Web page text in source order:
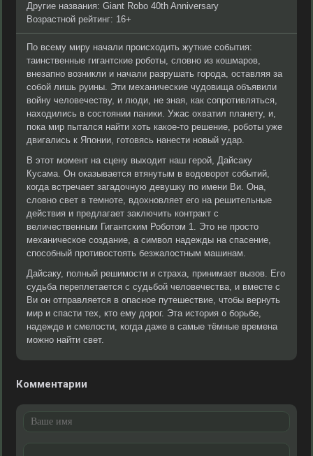
Другие названия: Giant Robo 40th Anniversary
Возрастной рейтинг: 16+
По всему миру начали происходить жуткие события:
таинственные гигантские роботы, словно из кошмаров,
внезапно возникли и начали разрушать города, оставляя за
собой лишь руины. Эти механические чудовища объявили
войну человечеству, и люди, не зная, как сопротивляться,
находились в состоянии паники. Ужас охватил планету, и,
пока мир пытался найти хоть какое-то решение, роботы уже
двигались к Японии, готовясь нанести новый удар.
В этот момент на сцену выходит наш герой, Дайсаку
Кусама. Он оказывается втянутым в водоворот событий,
когда встречает загадочную девушку по имени Ви. Она,
словно свет в темноте, вдохновляет его на решительные
действия и предлагает заключить контракт с
величественным Гигантским Роботом 1. Это не просто
механическое создание, а символ надежды на спасение,
способный противостоять безжалостным машинам.
Дайсаку, полный решимости и страха, принимает вызов. Его
судьба переплетается с судьбой человечества, и вместе с
Ви он отправляется в опасное путешествие, чтобы вернуть
мир и спасти тех, кто ему дорог. Эта история о борьбе,
надежде и смелости, когда даже в самые тёмные времена
можно найти свет.
Комментарии